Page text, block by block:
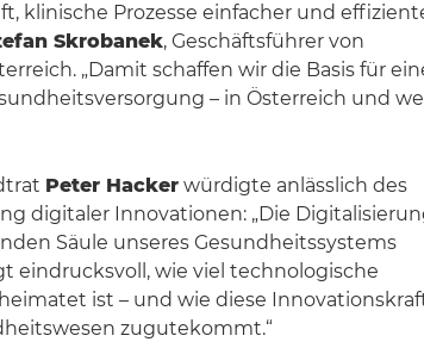
klinische Prozesse einfacher und
Skrobanek, Geschäftsführer von
„Damit schaffen wir die Basis für
– in Österreich und
Peter Hacker würdigte anlässlich des
digitaler Innovationen: „Die
Säule unseres Gesundheitssystems
eindrucksvoll, wie viel technologische
ist – und wie diese
zugutekommt.“